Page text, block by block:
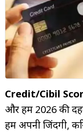
बिजनेस
न्यूज
वीडियो
म्यूचुअल
फंड
Credit/Cibil
और हम 2026 की
हम अपनी जिंदगी,